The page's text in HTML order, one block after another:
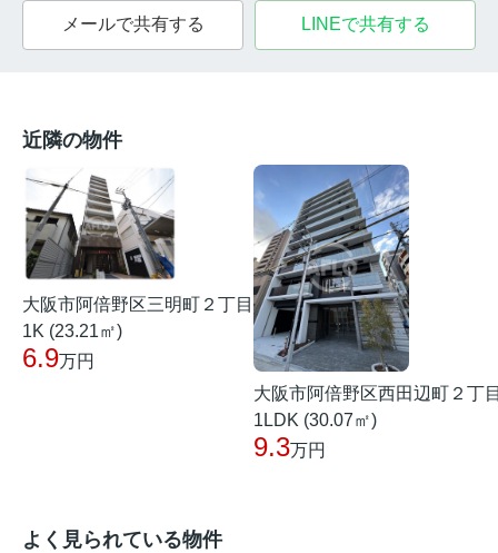
メールで共有する LINEで共有する
近隣の物件
大阪市阿倍野区三明町２丁目
1K (23.21㎡)
6.9万円
大阪市阿倍野区西田辺町２丁
1LDK (30.07㎡)
9.3万円
よく見られている物件